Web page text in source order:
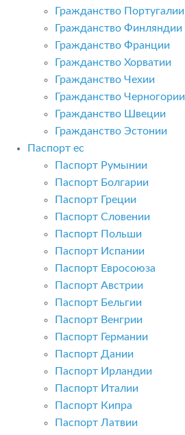
Гражданство Португалии
Гражданство Финляндии
Гражданство Франции
Гражданство Хорватии
Гражданство Чехии
Гражданство Черногории
Гражданство Швеции
Гражданство Эстонии
Паспорт ес
Паспорт Румынии
Паспорт Болгарии
Паспорт Греции
Паспорт Словении
Паспорт Польши
Паспорт Испании
Паспорт Евросоюза
Паспорт Австрии
Паспорт Бельгии
Паспорт Венгрии
Паспорт Германии
Паспорт Дании
Паспорт Ирландии
Паспорт Италии
Паспорт Кипра
Паспорт Латвии